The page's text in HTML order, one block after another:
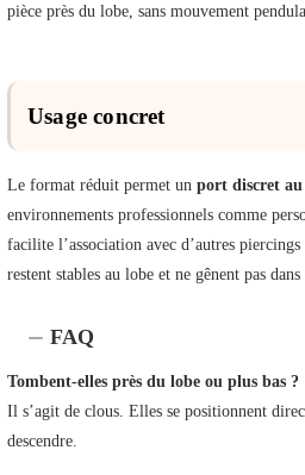
pièce près du lobe, sans mouvement
Usage concret
Le format réduit permet un port discret
environnements professionnels comme
facilite l’association avec d’autres
restent stables au lobe et ne gênent pas dans
FAQ
Tombent-elles près du lobe ou plus bas ?
Il s’agit de clous. Elles se positionnent
descendre.